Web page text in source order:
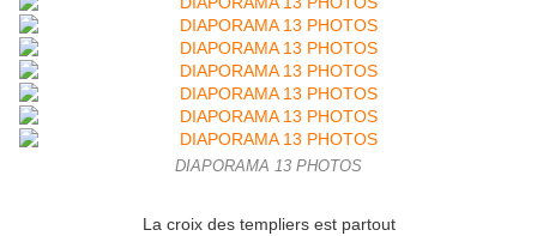
DIAPORAMA 13 PHOTOS
La croix des templiers est partout